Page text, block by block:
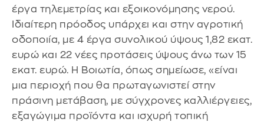
έργα τηλεμετρίας και εξοικονόμησης νερού.
Ιδιαίτερη πρόοδος υπάρχει και στην αγροτική
οδοποιία, με 4 έργα συνολικού ύψους 1,82 εκατ.
ευρώ και 22 νέες προτάσεις ύψους άνω των 15
εκατ. ευρώ. Η Βοιωτία, όπως σημείωσε, «είναι
μια περιοχή που θα πρωταγωνιστεί στην
πράσινη μετάβαση, με σύγχρονες καλλιέργειες,
εξαγώγιμα προϊόντα και ισχυρή τοπική